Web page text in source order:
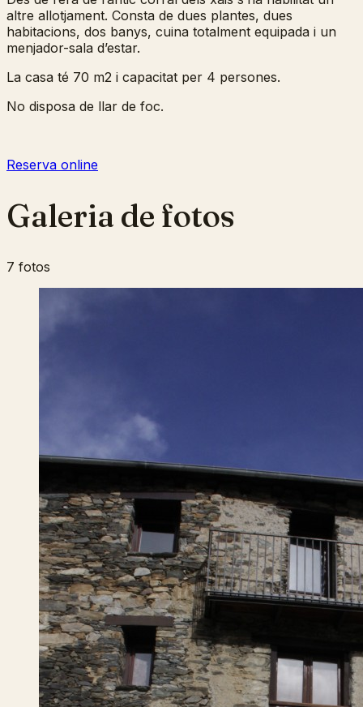
altre allotjament. Consta de dues plantes, dues
habitacions, dos banys, cuina totalment equipada i un
menjador-sala d’estar.
La casa té 70 m2 i capacitat per 4 persones.
No disposa de llar de foc.
Reserva online
Galeria de fotos
7 fotos